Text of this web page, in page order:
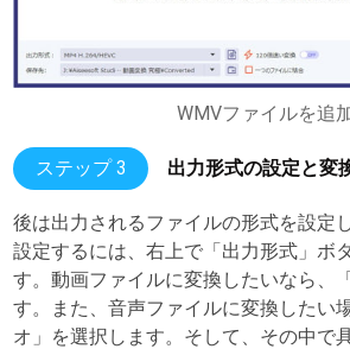
WMVファイルを追
ステップ 3 出力形式の設定と変
後は出力されるファイルの形式を設定
設定するには、右上で「出力形式」ボ
す。動画ファイルに変換したいなら、
す。また、音声ファイルに変換したい
オ」を選択します。そして、その中で